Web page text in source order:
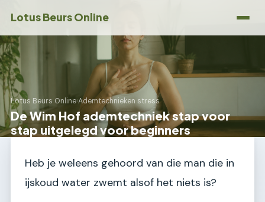
Lotus Beurs Online
Lotus Beurs Online›Ademtechnieken stress
De Wim Hof ademtechniek stap voor
stap uitgelegd voor beginners
Heb je weleens gehoord van die man die in
ijskoud water zwemt alsof het niets is?